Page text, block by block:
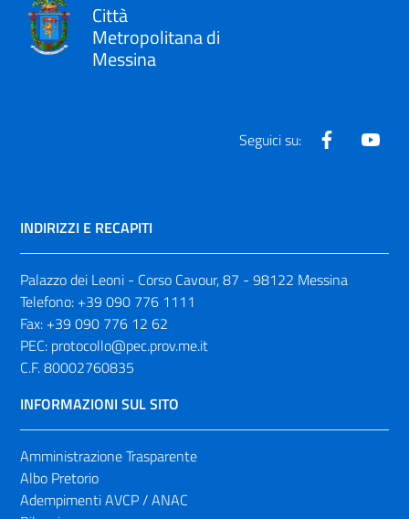
Città
Metropolitana di
Messina
Seguici su: Facebook
INDIRIZZI E RECAPITI
Palazzo dei Leoni - Corso Cavour, 87 - 98122 Messina
Telefono: +39 090 776 1111
Fax: +39 090 776 12 62
PEC: protocollo@pec.prov.me.it
C.F. 80002760835
INFORMAZIONI SUL SITO
Amministrazione Trasparente
Albo Pretorio
Adempimenti AVCP / ANAC